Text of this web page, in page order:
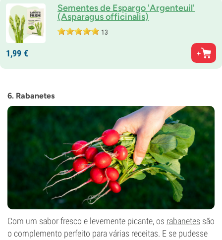
Sementes de Espargo 'Argenteuil'
(Asparagus officinalis)
13
1,99 €
6. Rabanetes
Com um sabor fresco e levemente picante, os rabanetes são
o complemento perfeito para várias receitas. E se pudesse